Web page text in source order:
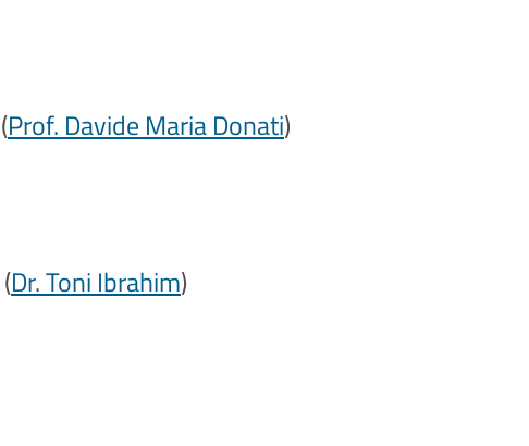
(Prof. Davide Maria Donati)
(Dr. Toni Ibrahim)